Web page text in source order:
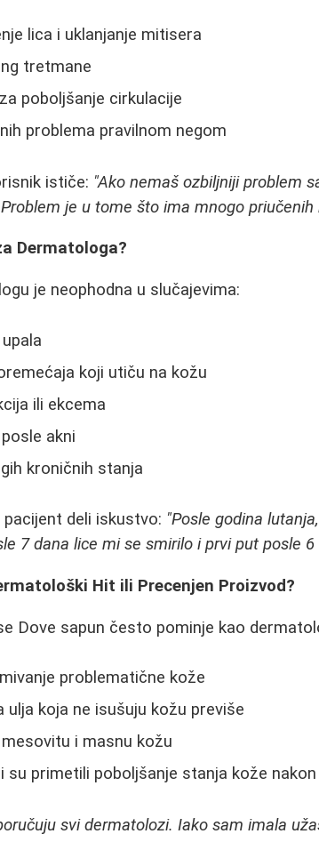
lica i uklanjanje mitisera
tretmane
poboljšanje cirkulacije
problema pravilnom negom
ističe: "Ako nemaš ozbiljniji problem
je u tome što ima mnogo priučenih
Dermatologa?
je neophodna u slučajevima:
koji utiču na kožu
ili ekcema
akni
kroničnih stanja
deli iskustvo: "Posle godina
7 dana lice mi se smirilo i prvi put posle
Hit ili Precenjen Proizvod?
Dove sapun često pominje kao
problematične kože
ulja koja ne isušuju kožu previše
i masnu kožu
su primetili poboljšanje stanja kože
svi dermatolozi. Iako sam imala